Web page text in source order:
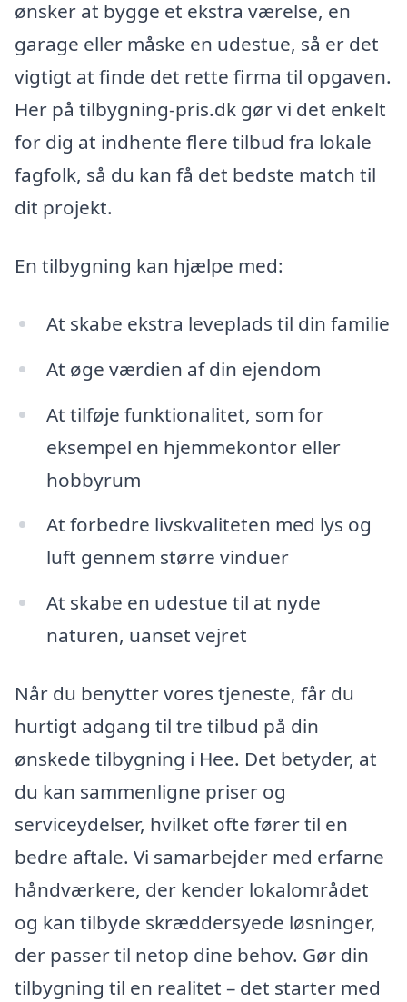
ønsker at bygge et ekstra værelse, en
garage eller måske en udestue, så er det
vigtigt at finde det rette firma til opgaven.
Her på tilbygning-pris.dk gør vi det enkelt
for dig at indhente flere tilbud fra lokale
fagfolk, så du kan få det bedste match til
dit projekt.
En tilbygning kan hjælpe med:
At skabe ekstra leveplads til din familie
At øge værdien af din ejendom
At tilføje funktionalitet, som for
eksempel en hjemmekontor eller
hobbyrum
At forbedre livskvaliteten med lys og
luft gennem større vinduer
At skabe en udestue til at nyde
naturen, uanset vejret
Når du benytter vores tjeneste, får du
hurtigt adgang til tre tilbud på din
ønskede tilbygning i Hee. Det betyder, at
du kan sammenligne priser og
serviceydelser, hvilket ofte fører til en
bedre aftale. Vi samarbejder med erfarne
håndværkere, der kender lokalområdet
og kan tilbyde skræddersyede løsninger,
der passer til netop dine behov. Gør din
tilbygning til en realitet – det starter med